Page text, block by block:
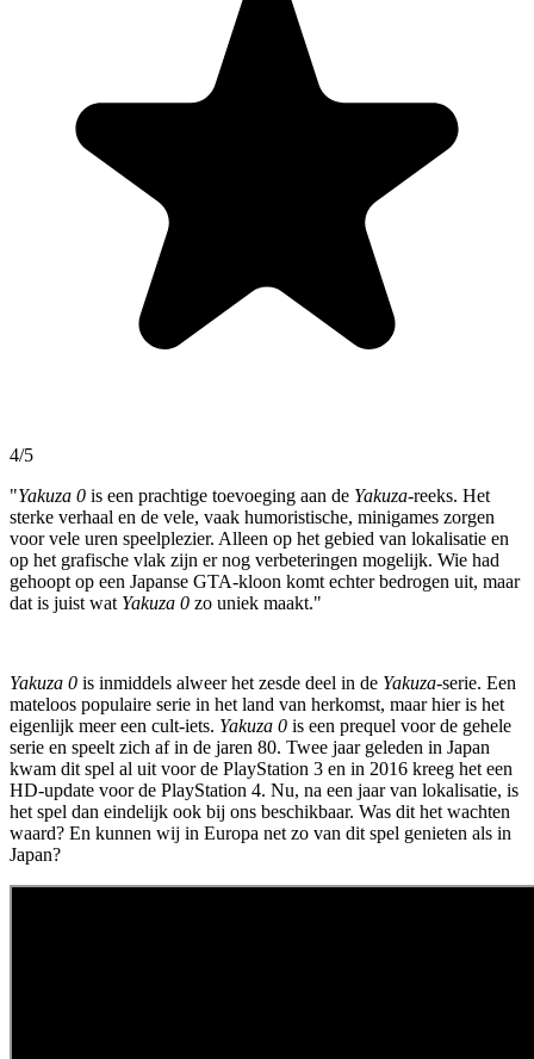
4/5
"Yakuza 0 is een prachtige toevoeging aan de Yakuza-reeks. Het
sterke verhaal en de vele, vaak humoristische, minigames zorgen
voor vele uren speelplezier. Alleen op het gebied van lokalisatie en
op het grafische vlak zijn er nog verbeteringen mogelijk. Wie had
gehoopt op een Japanse GTA-kloon komt echter bedrogen uit, maar
dat is juist wat Yakuza 0 zo uniek maakt."
Yakuza 0 is inmiddels alweer het zesde deel in de Yakuza-serie. Een
mateloos populaire serie in het land van herkomst, maar hier is het
eigenlijk meer een cult-iets. Yakuza 0 is een prequel voor de gehele
serie en speelt zich af in de jaren 80. Twee jaar geleden in Japan
kwam dit spel al uit voor de PlayStation 3 en in 2016 kreeg het een
HD-update voor de PlayStation 4. Nu, na een jaar van lokalisatie, is
het spel dan eindelijk ook bij ons beschikbaar. Was dit het wachten
waard? En kunnen wij in Europa net zo van dit spel genieten als in
Japan?